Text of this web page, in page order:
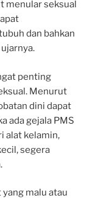
menular seksual
dan bahkan
penting
Menurut
dini dapat
ada gejala PMS
alat kelamin,
segera
yang malu atau